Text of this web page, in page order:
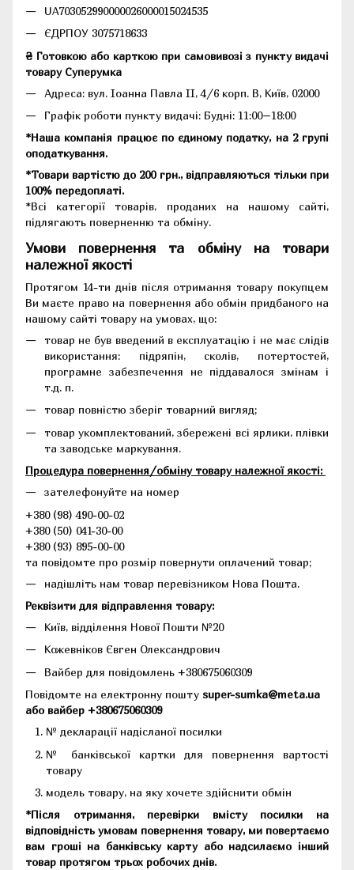
UA703052990000026000015024535
ЄДРПОУ 3075718633
₴ Готовкою або карткою при самовивозі з пункту видачі
товару Суперумка
Адреса: вул. Іоанна Павла II, 4/6 корп. В, Київ, 02000
Графік роботи пункту видачі: Будні: 11:00–18:00
*Наша компанія працює по єдиному податку, на 2 групі
оподаткування.
*Товари вартістю до 200 грн., відправляються тільки при
100% передоплаті.
*Всі категорії товарів, проданих на нашому сайті,
підлягають поверненню та обміну.
Умови повернення та обміну на товари
належної якості
Протягом 14-ти днів після отримання товару покупцем
Ви маєте право на повернення або обмін придбаного на
нашому сайті товару на умовах, що:
товар не був введений в експлуатацію і не має слідів
використання: підряпін, сколів, потертостей,
програмне забезпечення не піддавалося змінам і
т.д. п.
товар повністю зберіг товарний вигляд;
товар укомплектований, збережені всі ярлики, плівки
та заводське маркування.
Процедура повернення/обміну товару належної якості:
зателефонуйте на номер
+380 (98) 490-00-02
+380 (50) 041-30-00
+380 (93) 895-00-00
та повідомте про розмір повернути оплачений товар;
надішліть нам товар перевізником Нова Пошта.
Реквізити для відправлення товару:
Київ, відділення Нової Пошти №20
Кожевніков Євген Олександрович
Вайбер для повідомлень +380675060309
Повідомте на електронну пошту super-sumka@meta.ua
або вайбер +380675060309
№ декларації надісланої посилки
№ банківської картки для повернення вартості
товару
модель товару, на яку хочете здійснити обмін
*Після отримання, перевірки вмісту посилки на
відповідність умовам повернення товару, ми повертаємо
вам гроші на банківську карту або надсилаємо інший
товар протягом трьох робочих днів.